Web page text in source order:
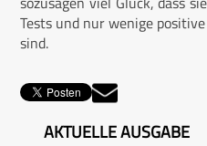
Tests und nur wenige
sind.
AKTUELLE AUSGABE